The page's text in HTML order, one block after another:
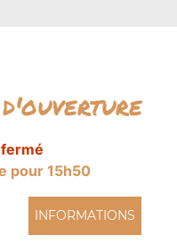
pour 15h50
INFORMATIONS